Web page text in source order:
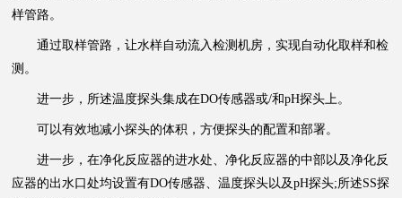
样管路。
通过取样管路，让水样自动流入检测机房，实现自动化取样和检
测。
进一步，所述温度探头集成在DO传感器或/和pH探头上。
可以有效地减小探头的体积，方便探头的配置和部署。
进一步，在净化反应器的进水处、净化反应器的中部以及净化反
应器的出水口处均设置有DO传感器、温度探头以及pH探头;所述SS探